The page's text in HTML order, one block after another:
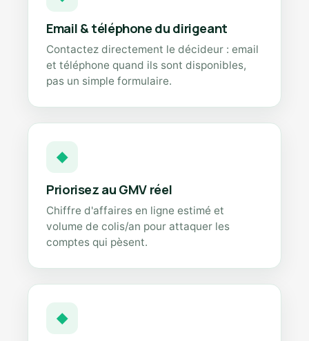
Email & téléphone du dirigeant
Contactez directement le décideur : email
et téléphone quand ils sont disponibles,
pas un simple formulaire.
◆
Priorisez au GMV réel
Chiffre d'affaires en ligne estimé et
volume de colis/an pour attaquer les
comptes qui pèsent.
◆